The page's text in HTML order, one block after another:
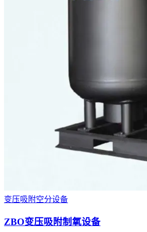
变压吸附空分设备
ZBO变压吸附制氧设备